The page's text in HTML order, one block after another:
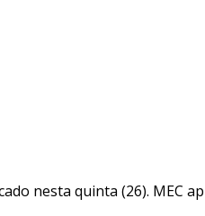
nesta quinta (26). MEC